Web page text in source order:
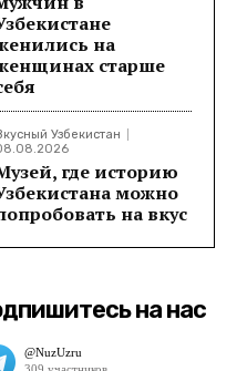
на
старше
Узбекистан
где историю
можно
на вкус
на нас